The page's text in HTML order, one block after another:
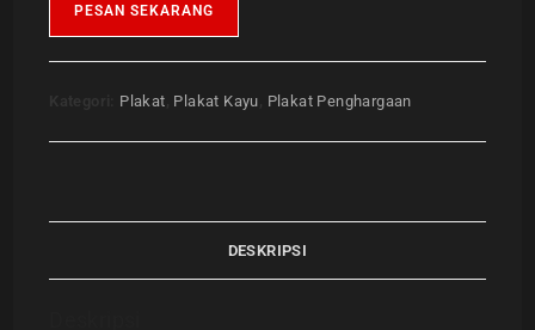
PESAN SEKARANG
Plakat Plakat Kayu Plakat Penghargaan
DESKRIPSI